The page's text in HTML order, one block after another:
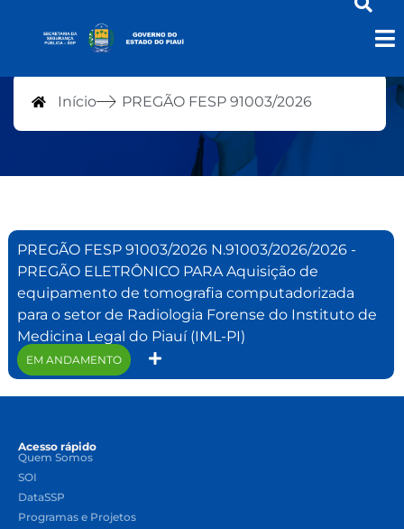
PREGÃO FESP 91003/2026
Início PREGÃO FESP 91003/2026
PREGÃO FESP 91003/2026 N.91003/2026/2026 -
PREGÃO ELETRÔNICO PARA Aquisição de
equipamento de tomografia computadorizada
para o setor de Radiologia Forense do Instituto de
Medicina Legal do Piauí (IML-PI)
EM ANDAMENTO
Acesso rápido
Quem Somos
SOI
DataSSP
Programas e Projetos